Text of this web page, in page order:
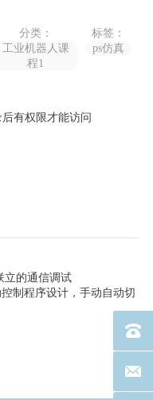
分类：
工业机器人课
程1
标签：
ps仿真
有权限才能访问
立的通信调试
制程序设计，手动自动切
电话
联系